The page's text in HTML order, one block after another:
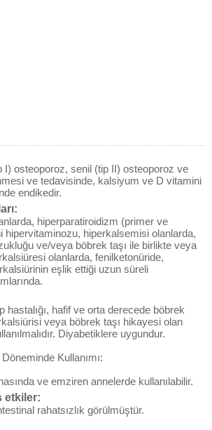
I) osteoporoz, senil (tip II) osteoporoz ve
ve tedavisinde, kalsiyum ve D vitamini
endikedir.
hiperparatiroidizm (primer ve
hipervitaminozu, hiperkalsemisi olanlarda,
ve/veya böbrek taşı ile birlikte veya
olanlarda, fenilketonüride,
eşlik ettiği uzun süreli
hastalığı, hafif ve orta derecede böbrek
veya böbrek taşı hikayesi olan
Diyabetiklere uygundur.
Kullanımı:
ve emziren annelerde kullanılabilir.
etkiler:
rahatsızlık görülmüştür.